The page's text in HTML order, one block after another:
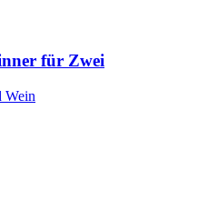
für Zwei
Wein